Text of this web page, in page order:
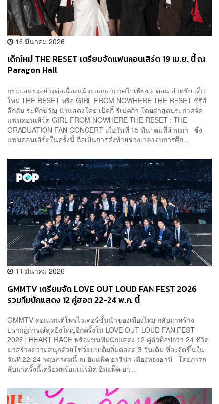
16 มีนาคม 2026
เด็กใหม่ THE RESET เตรียมจัดแฟนคอนเสิร์ต 19 เม.ย. นี้ ณ
Paragon Hall
กระแสแรงอย่างต่อเนื่องแม้จะออกอากาศไปเพียง 2 ตอน สำหรับ เด็ก
ใหม่ THE RESET หรือ GIRL FROM NOWHERE THE RESET ซีรีส์
ลึกลับ ระทึกขวัญ นำแสดงโดย เบ็คกี้ รีเบคก้า โดยล่าสุดประกาศจัด
แฟนคอนเสิร์ต GIRL FROM NOWHERE THE RESET : THE
GRADUATION FAN CONCERT เมื่อวันที่ 15 มีนาคมที่ผ่านมา ซึ่ง
แฟนคอนเสิร์ตในครั้งนี้ ถือเป็นการส่งท้ายช่วงเวลาจบการศึก...
11 มีนาคม 2026
GMMTV เตรียมจัด LOVE OUT LOUD FAN FEST 2026
รวมทีมนักแสดง 12 คู่ฮอต 22-24 พ.ค. นี้
GMMTV คอนเทนต์โพรไวเดอร์ชั้นนำของเมืองไทย กลับมาสร้าง
ปรากฏการณ์สุดยิ่งใหญ่อีกครั้งใน LOVE OUT LOUD FAN FEST
2026 : HEART RACE พร้อมขนทีมนักแสดง 12 คู่ตัวท็อปกว่า 24 ชีวิต
มาสร้างความสนุกด้วยโชว์แบบเต็มอิ่มตลอด 3 วันเต็ม ที่จะจัดขึ้นใน
วันที่ 22-24 พฤษภาคมนี้ ณ อิมแพ็ค อารีน่า เมืองทองธานี โดยการก
ลับมาครั้งนี้เตรียมพร้อมเนรมิต อิมแพ็ค อา...